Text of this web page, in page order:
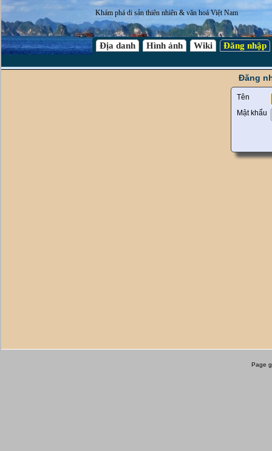
Khám phá di sản thiên nhiên & văn hoá Việt Nam
Địa danh Hình ảnh Wiki Đăng nhập
Đăng
Tên
Mật khẩu
Page